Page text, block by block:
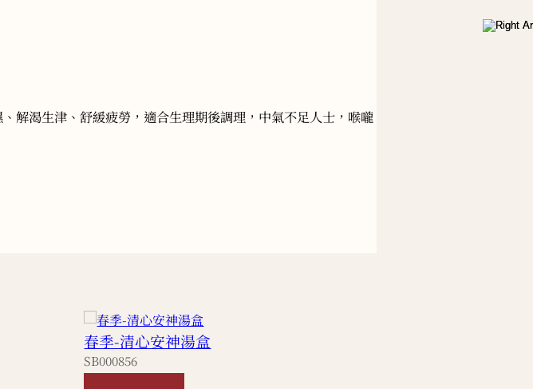
解渴生津、舒緩疲勞，適合生理期後調理，中氣不足人士，喉嚨
春季-清心安神湯盒
SB000856
HKD 180